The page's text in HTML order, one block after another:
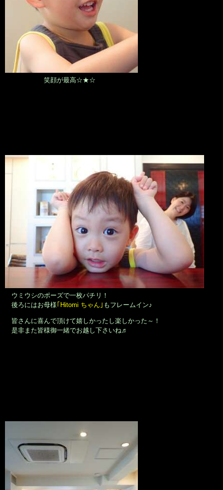
笑顔が最高☆★☆
ウミウシのポーズで一枚パチリ！
後ろにはお母様｢Hitomi ちゃん｣ もフレームイン♪
皆さんに喜んで頂けて嬉しかったし楽しかった～！
是非また皆様御一緒でお越し下さいね♬